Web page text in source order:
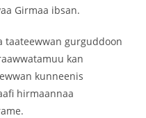
Girmaa ibsan.
taateewwan gurguddoon
kan
kunneenis
hirmaannaa